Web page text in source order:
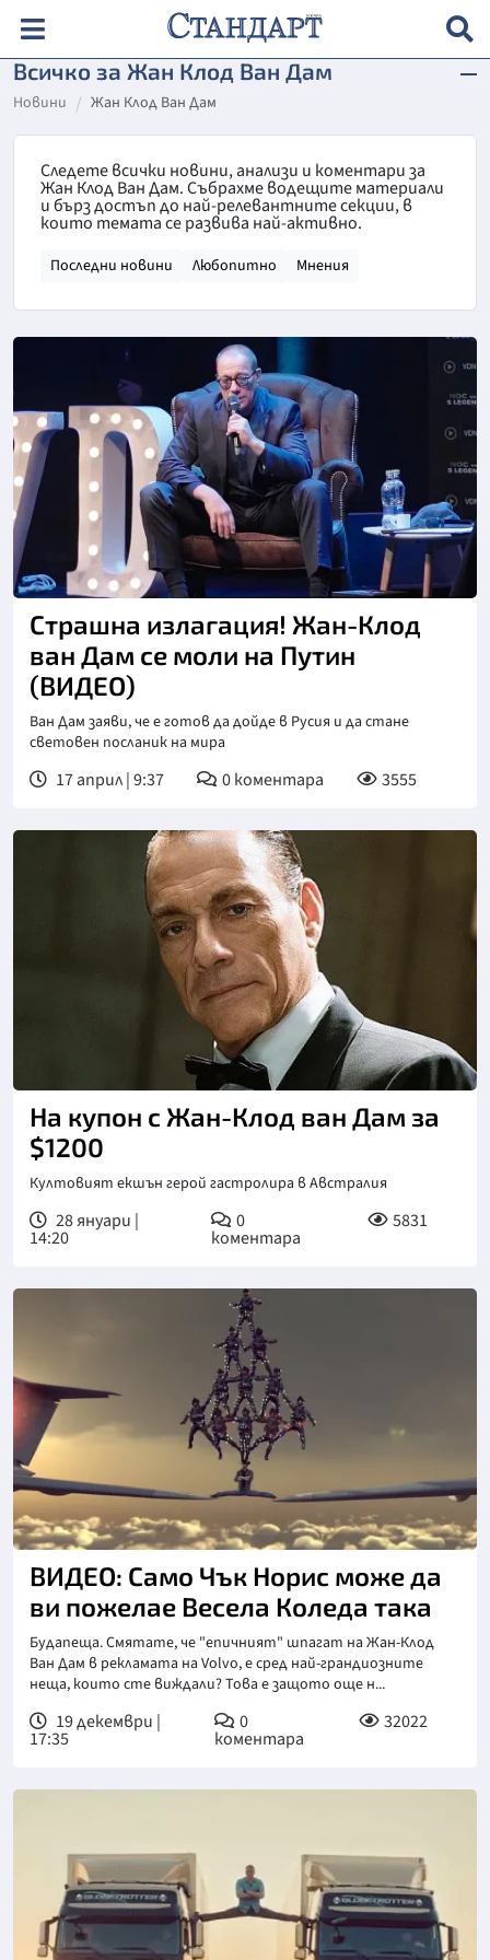
Всичко за Жан Клод Ван Дам
Новини Жан Клод Ван Дам
Следете всички новини, анализи и коментари за
Жан Клод Ван Дам. Събрахме водещите материали
и бърз достъп до най-релевантните секции, в
които темата се развива най-активно.
Последни новини Любопитно Мнения
Страшна излагация! Жан-Клод
ван Дам се моли на Путин
(ВИДЕО)
Ван Дам заяви, че е готов да дойде в Русия и да стане
световен посланик на мира
17 април | 9:37 0коментара 3555
На купон с Жан-Клод ван Дам за
$1200
Култовият екшън герой гастролира в Австралия
28 януари |
14:20
0
коментара
5831
ВИДЕО: Само Чък Норис може да
ви пожелае Весела Коледа така
Будапеща. Смятате, че "епичният" шпагат на Жан-Клод
Ван Дам в рекламата на Volvo, е сред най-грандиозните
неща, които сте виждали? Това е защото още н...
19 декември |
17:35
0
коментара
32022